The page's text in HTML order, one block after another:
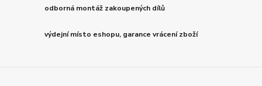
odborná montáž zakoupených dílů
výdejní místo eshopu, garance vrácení zboží